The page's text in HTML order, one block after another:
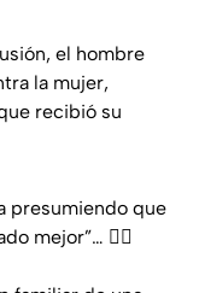
el hombre
la mujer,
recibió su
presumiendo que
mejor”… 👇🏻